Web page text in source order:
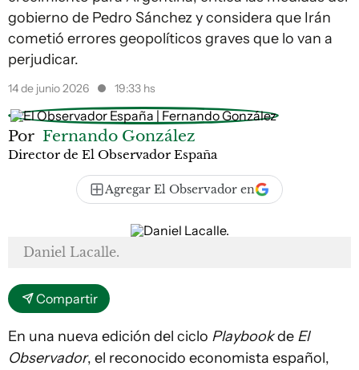
gobierno de Pedro Sánchez y considera que Irán
cometió errores geopolíticos graves que lo van a
perjudicar.
14 de junio 2026 19:33 hs
Por Fernando González
Director de El Observador España
Agregar El Observador en
Daniel Lacalle.
Compartir
En una nueva edición del ciclo Playbookde El
Observador, el reconocido economista español,